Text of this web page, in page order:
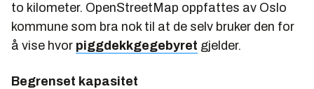
to kilometer. OpenStreetMap oppfattes av Oslo
kommune som bra nok til at de selv bruker den for
å vise hvor piggdekkgegebyret gjelder.
Begrenset kapasitet